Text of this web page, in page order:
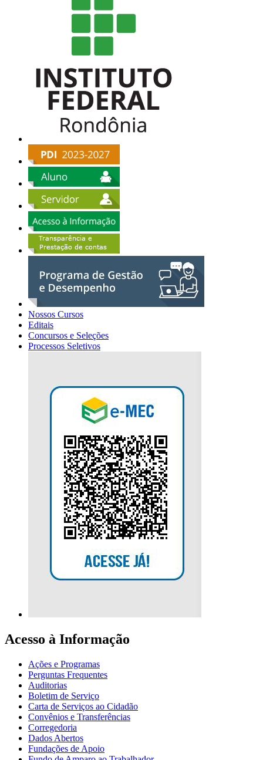
Nossos Cursos
Editais
Concursos e Seleções
Processos Seletivos
Acesso à Informação
Ações e Programas
Perguntas Frequentes
Auditorias
Boletim de Serviço
Carta de Serviços ao Cidadão
Convênios e Transferências
Corregedoria
Dados Abertos
Fundações de Apoio